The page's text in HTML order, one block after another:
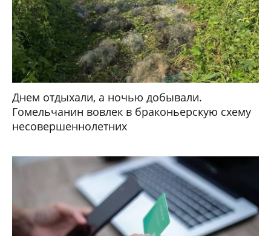
Днем отдыхали, а ночью добывали.
Гомельчанин вовлек в браконьерскую схему
несовершеннолетних